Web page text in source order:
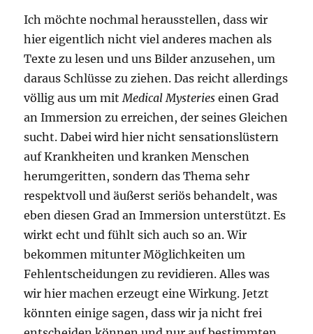
Ich möchte nochmal herausstellen, dass wir
hier eigentlich nicht viel anderes machen als
Texte zu lesen und uns Bilder anzusehen, um
daraus Schlüsse zu ziehen. Das reicht allerdings
völlig aus um mitMedical Mysteries einen Grad
an Immersion zu erreichen, der seines Gleichen
sucht. Dabei wird hier nicht sensationslüstern
auf Krankheiten und kranken Menschen
herumgeritten, sondern das Thema sehr
respektvoll und äußerst seriös behandelt, was
eben diesen Grad an Immersion unterstützt. Es
wirkt echt und fühlt sich auch so an. Wir
bekommen mitunter Möglichkeiten um
Fehlentscheidungen zu revidieren. Alles was
wir hier machen erzeugt eine Wirkung. Jetzt
könnten einige sagen, dass wir ja nicht frei